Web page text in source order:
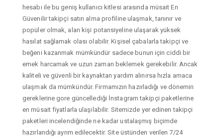
hesabı ile bu geniş kullanıcı kitlesi arasında müsait En
Güvenilir takipçi satın alma profiline ulaşmak, tanınır ve
popüler olmak, alan kişi potansiyeline ulaşarak yüksek
hasılat sağlamak olası olabilir. Kişisel çabalarla takipçi ve
beğeni kazanmak mümkündür sadece bunun için ciddi bir
emek harcamak ve uzun zaman beklemek gerekebilir. Ancak
kaliteli ve güvenli bir kaynaktan yardım alınırsa hızla amaca
ulaşmak da mümkündür. Firmamızın hazırladığı ve dönemin
gereklerine gore güncellediği İnstagram takipçi paketlerine
en müsait fiyatlarla ulaşılabilir. Sitemizde yer edinen takipçi
paketleri incelendiğinde ne kadar ustalaşmış biçimde
hazırlandığı ayrım edilecektir. Site üstünden verilen 7/24